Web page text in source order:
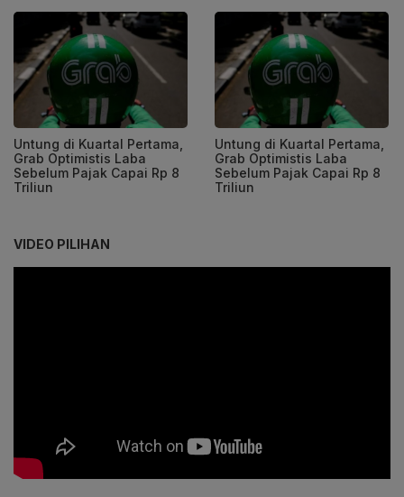
Untung di Kuartal Pertama,
Grab Optimistis Laba
Sebelum Pajak Capai Rp 8
Triliun
Untung di Kuartal Pertama,
Grab Optimistis Laba
Sebelum Pajak Capai Rp 8
Triliun
VIDEO PILIHAN